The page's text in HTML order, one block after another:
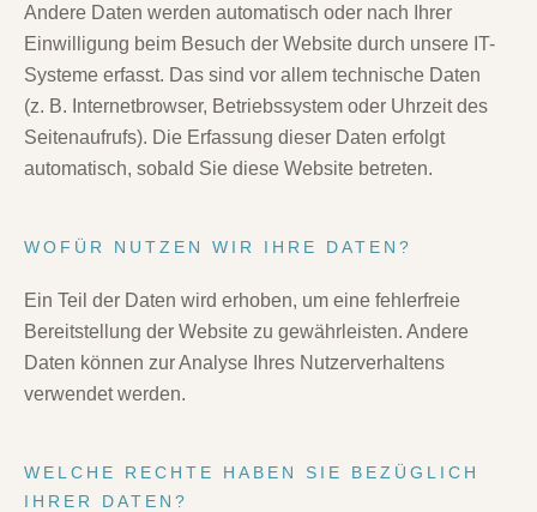
Andere Daten werden automatisch oder nach Ihrer
Einwilligung beim Besuch der Website durch unsere IT-
Systeme erfasst. Das sind vor allem technische Daten
(z. B. Internetbrowser, Betriebssystem oder Uhrzeit des
Seitenaufrufs). Die Erfassung dieser Daten erfolgt
automatisch, sobald Sie diese Website betreten.
WOFÜR NUTZEN WIR IHRE DATEN?
Ein Teil der Daten wird erhoben, um eine fehlerfreie
Bereitstellung der Website zu gewährleisten. Andere
Daten können zur Analyse Ihres Nutzerverhaltens
verwendet werden.
WELCHE RECHTE HABEN SIE BEZÜGLICH
IHRER DATEN?